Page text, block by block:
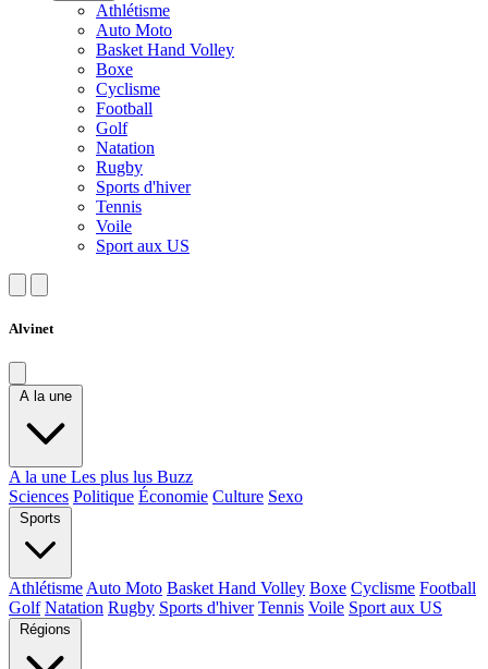
Athlétisme
Auto Moto
Basket Hand Volley
Boxe
Cyclisme
Football
Golf
Natation
Rugby
Sports d'hiver
Tennis
Voile
Sport aux US
Alvinet
A la une
A la une Les plus lus Buzz
Sciences Politique Économie Culture Sexo
Sports
Athlétisme Auto Moto Basket Hand Volley Boxe Cyclisme Football
Golf Natation Rugby Sports d'hiver Tennis Voile Sport aux US
Régions